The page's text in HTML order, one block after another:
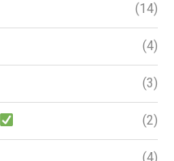
(14)
(4)
(3)
(2)
(4)